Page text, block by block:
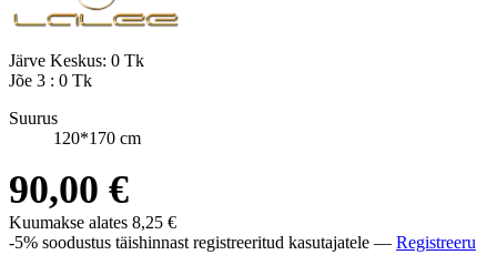
Järve Keskus: 0 Tk
Jõe 3 : 0 Tk
Suurus
120*170 cm
90,00 €
Kuumakse alates 8,25 €
-5% soodustus täishinnast registreeritud kasutajatele — Registreeru